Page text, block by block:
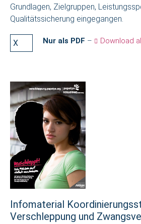
Grundlagen, Zielgruppen,
Qualitätssicherung eingegangen.
Nur als PDF – Download
Infomaterial
Verschleppung und